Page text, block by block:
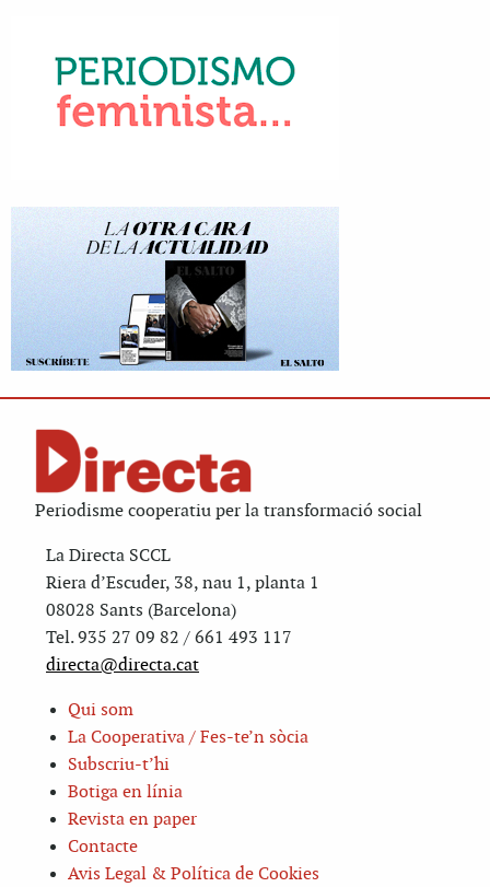
Periodisme cooperatiu per la transformació social
La Directa SCCL
Riera d’Escuder, 38, nau 1, planta 1
08028 Sants (Barcelona)
Tel. 935 27 09 82 / 661 493 117
directa@directa.cat
Qui som
La Cooperativa / Fes-te’n sòcia
Subscriu-t’hi
Botiga en línia
Revista en paper
Contacte
Avis Legal & Política de Cookies